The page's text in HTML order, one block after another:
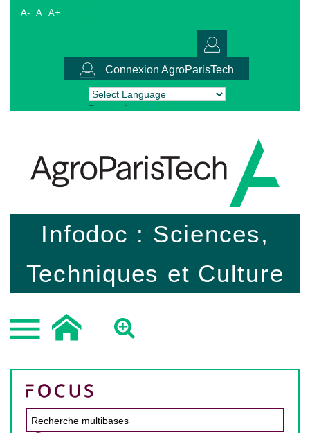
A- A A+
Connexion AgroParisTech
Powered by Translate
Infodoc : Sciences,
Techniques et Culture